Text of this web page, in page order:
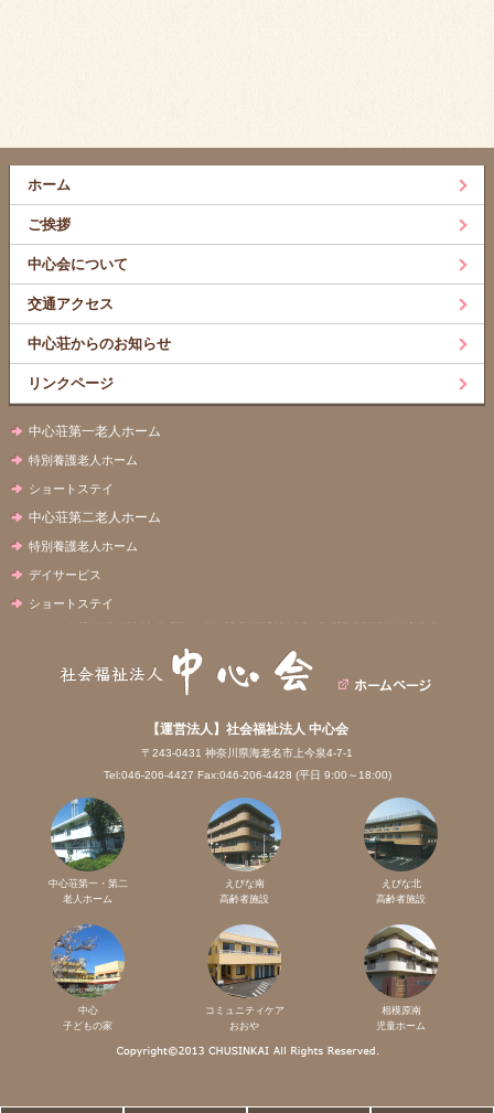
ホーム
ご挨拶
中心会について
交通アクセス
中心荘からのお知らせ
リンクページ
中心荘第一老人ホーム
特別養護老人ホーム
ショートステイ
中心荘第二老人ホーム
特別養護老人ホーム
デイサービス
ショートステイ
【運営法人】社会福祉法人 中心会
〒243-0431 神奈川県海老名市上今泉4-7-1
Tel:046-206-4427 Fax:046-206-4428 (平日 9:00～18:00)
中心荘第一・第二
老人ホーム
えびな南
高齢者施設
えびな北
高齢者施設
中心
子どもの家
コミュニティケア
おおや
相模原南
児童ホーム